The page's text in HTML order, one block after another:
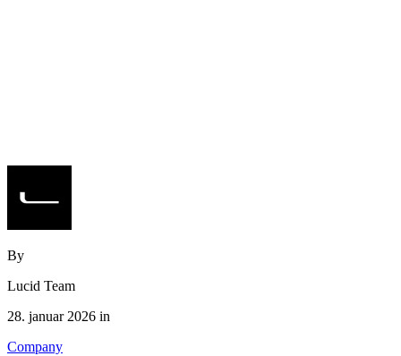
By
Lucid Team
28. januar 2026 in
Company